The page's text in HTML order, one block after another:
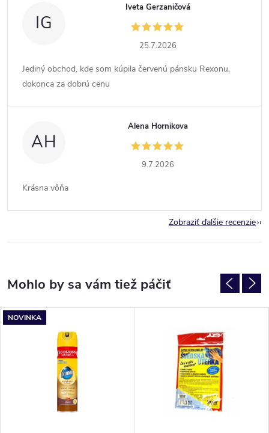
NOVINKA
IG
Iveta Gerzaničová
25.7.2026
Jediný obchod, kde som kúpila červenú pánsku Rexonu,
dokonca za dobrú cenu
AH
Alena Hornikova
9.7.2026
Krásna vôňa
Zobraziť ďalšie recenzie